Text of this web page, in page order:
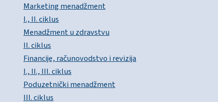
Marketing menadžment
I., II. ciklus
Menadžment u zdravstvu
II. ciklus
Financije, računovodstvo i revizija
I., II., III. ciklus
Poduzetnički menadžment
III. ciklus